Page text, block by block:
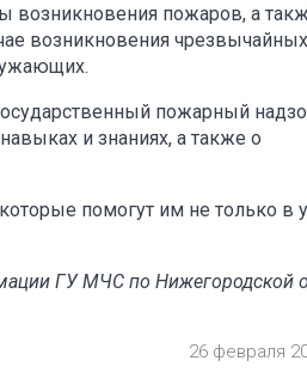
возникновения пожаров, а
возникновения чрезвычайных
пожарный
и знаниях, а также о
помогут им не только в
ГУ МЧС по Нижегородской
26 февраля